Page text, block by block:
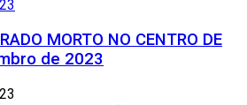
MORTO NO CENTRO DE
de 2023